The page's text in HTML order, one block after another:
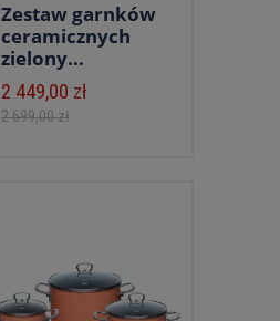
Zestaw garnków
ceramicznych
zielony...
2 449,00 zł
2 699,00 zł